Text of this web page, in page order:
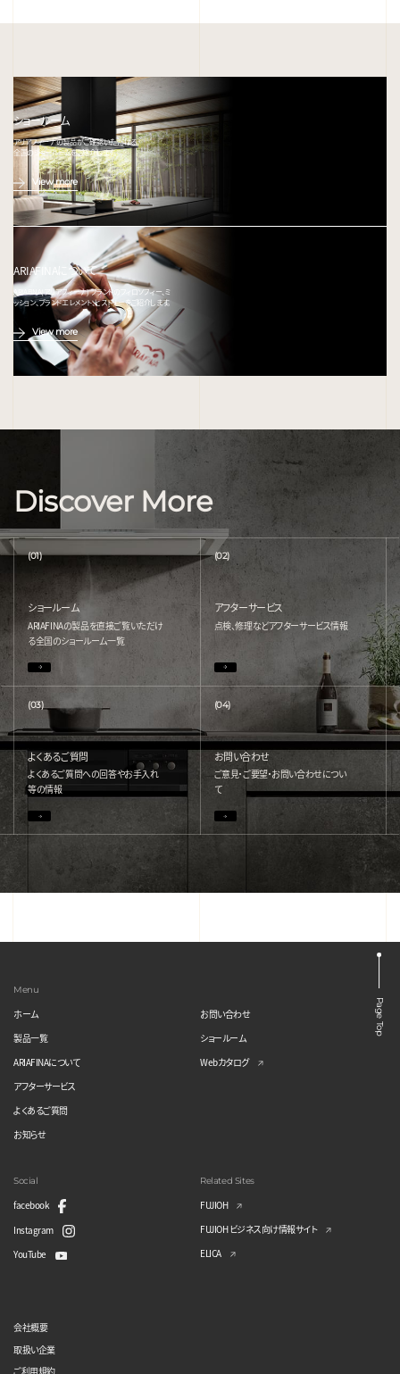
ショールーム
アリアフィーナの製品がご確認いただける、
全国のショールームをご紹介します。
View more
ARIAFINAについて
ARIAFINA(アリアフィーナ) ブランドのフィロソフィー、ミ
ッション、ブランドエレメント、ヒストリーをご紹介します。
View more
Discover More
(01)
ショールーム
ARIAFINAの製品を直接ご覧いただけ
る全国のショールーム一覧
(02)
アフターサービス
点検、修理などアフターサービス情報
(03)
よくあるご質問
よくあるご質問への回答やお手入れ
等の情報
(04)
お問い合わせ
ご意見・ご要望・お問い合わせについ
て
Page Top
Menu
ホーム
製品一覧
ARIAFINAについて
アフターサービス
よくあるご質問
お知らせ
お問い合わせ
ショールーム
Webカタログ
Social
facebook
Instagram
YouTube
Related Sites
FUJIOH
FUJIOH ビジネス向け情報サイト
ELICA
会社概要
取扱い企業
ご利用規約